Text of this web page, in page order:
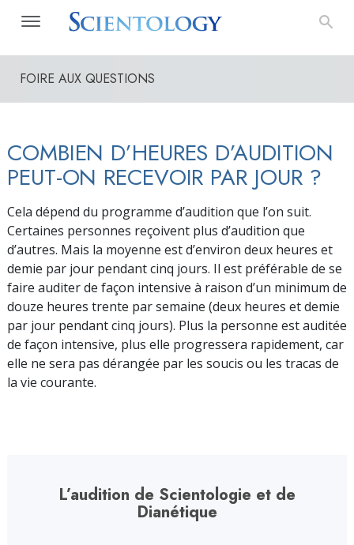
FOIRE AUX QUESTIONS
COMBIEN D’HEURES D’AUDITION
PEUT-ON RECEVOIR PAR JOUR ?
Cela dépend du programme d’audition que l’on suit.
Certaines personnes reçoivent plus d’audition que
d’autres. Mais la moyenne est d’environ deux heures et
demie par jour pendant cinq jours. Il est préférable de se
faire auditer de façon intensive à raison d’un minimum de
douze heures trente par semaine (deux heures et demie
par jour pendant cinq jours). Plus la personne est auditée
de façon intensive, plus elle progressera rapidement, car
elle ne sera pas dérangée par les soucis ou les tracas de
la vie courante.
L’audition de Scientologie et de
Dianétique